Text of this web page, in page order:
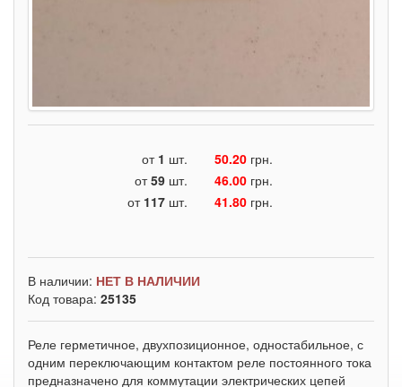
от 1 шт. 50.20 грн.
от59 шт. 46.00 грн.
от 117 шт. 41.80 грн.
В наличии: НЕТ В НАЛИЧИИ
Код товара: 25135
Реле герметичное, двухпозиционное, одностабильное, с
одним переключающим контактом реле постоянного тока
предназначено для коммутации электрических цепей